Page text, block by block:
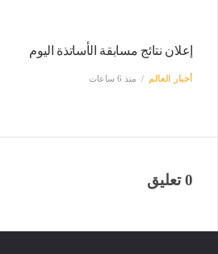
إعلان نتائج مسابقة الأساتذة اليوم
أخبار العالم منذ 6 ساعات
0 تعليق